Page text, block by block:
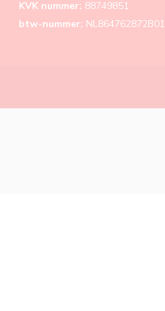
KVK nummer: 88749851
btw-nummer: NL864762872B01